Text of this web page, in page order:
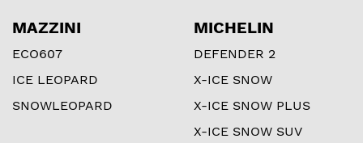
MAZZINI
ECO607
ICE LEOPARD
SNOWLEOPARD
MICHELIN
DEFENDER 2
X-ICE SNOW
X-ICE SNOW PLUS
X-ICE SNOW SUV